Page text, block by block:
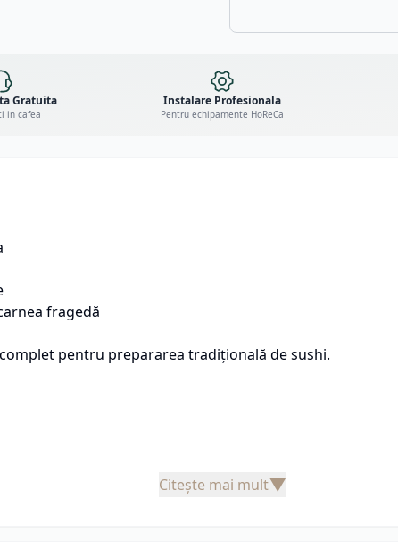
Gratuita
in cafea
Instalare Profesionala
Pentru echipamente HoReCa
fragedă
pentru prepararea tradițională de sushi.
Citește mai mult▼